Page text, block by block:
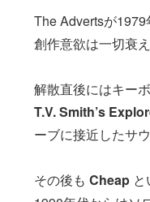
The Advertsが
創作意欲は一切衰
解散直後にはキー
T.V. Smith’s
ーブに接近したサ
その後もCheap と